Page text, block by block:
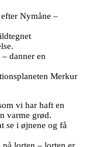
Nymåne –
danner en
Merkur
vi har haft en
varme grød.
se i øjnene og få